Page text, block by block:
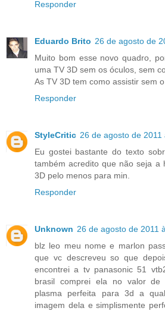
Responder
Eduardo Brito 26 de agosto de
Muito bom esse novo quadro,
uma TV 3D sem os óculos, sem
As TV 3D tem como assistir sem
Responder
StyleCritic 26 de agosto de 2011
Eu gostei bastante do texto
também acredito que não seja a
3D pelo menos para min.
Responder
Unknown 26 de agosto de 2011
blz leo meu nome e marlon
que vc descreveu so que
encontrei a tv panasonic 51
brasil comprei ela no valor de
plasma perfeita para 3d a
imagem dela e simplismente